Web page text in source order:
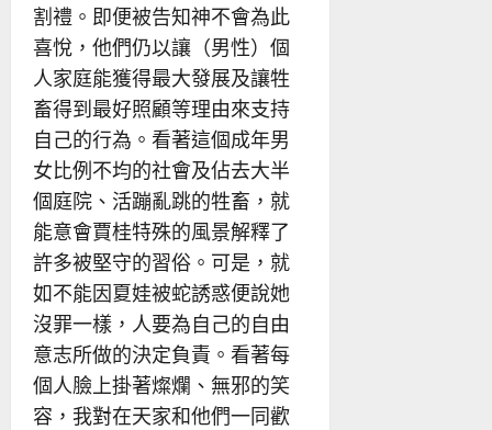
割禮。即便被告知神不會為此
喜悅，他們仍以讓（男性）個
人家庭能獲得最大發展及讓牲
畜得到最好照顧等理由來支持
自己的行為。看著這個成年男
女比例不均的社會及佔去大半
個庭院、活蹦亂跳的牲畜，就
能意會賈桂特殊的風景解釋了
許多被堅守的習俗。可是，就
如不能因夏娃被蛇誘惑便說她
沒罪一樣，人要為自己的自由
意志所做的決定負責。看著每
個人臉上掛著燦爛、無邪的笑
容，我對在天家和他們一同歡